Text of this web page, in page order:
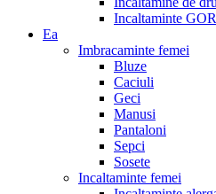
Incaltaminte
Ea
Imbracaminte femei
Bluze
Caciuli
Geci
Manusi
Pantaloni
Sepci
Sosete
Incaltaminte femei